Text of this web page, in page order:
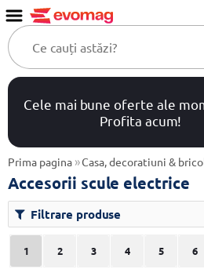
Cele mai bune oferte ale
Profita acum!
Prima pagina »Casa, decoratiuni &
Accesorii scule electrice
Filtrare produse
1 2 3 4 5 6